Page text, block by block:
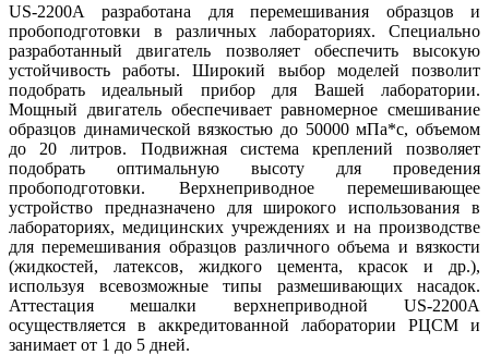
US-2200A разработана для перемешивания образцов и
пробоподготовки в различных лабораториях. Специально
разработанный двигатель позволяет обеспечить высокую
устойчивость работы. Широкий выбор моделей позволит
подобрать идеальный прибор для Вашей лаборатории.
Мощный двигатель обеспечивает равномерное смешивание
образцов динамической вязкостью до 50000 мПа*с, объемом
до 20 литров. Подвижная система креплений позволяет
подобрать оптимальную высоту для проведения
пробоподготовки. Верхнеприводное перемешивающее
устройство предназначено для широкого использования в
лабораториях, медицинских учреждениях и на производстве
для перемешивания образцов различного объема и вязкости
(жидкостей, латексов, жидкого цемента, красок и др.),
используя всевозможные типы размешивающих насадок.
Аттестация мешалки верхнеприводной US-2200A
осуществляется в аккредитованной лаборатории РЦСМ и
занимает от 1 до 5 дней.